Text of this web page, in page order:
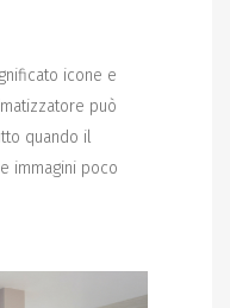
icone e
può
quando il
immagini poco